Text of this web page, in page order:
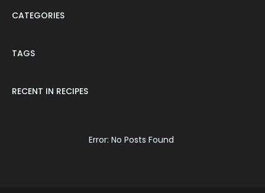
CATEGORIES
TAGS
RECENT IN RECIPES
Error: No Posts Found